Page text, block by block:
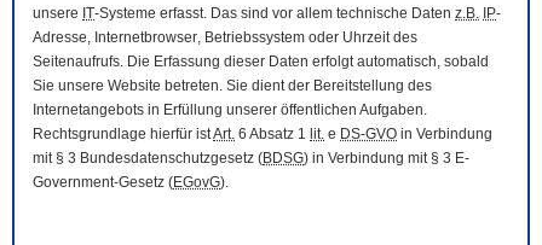
unsere IT-Systeme erfasst. Das sind vor allem technische Daten z.B. IP-
Adresse, Internetbrowser, Betriebssystem oder Uhrzeit des
Seitenaufrufs. Die Erfassung dieser Daten erfolgt automatisch, sobald
Sie unsere Website betreten. Sie dient der Bereitstellung des
Internetangebots in Erfüllung unserer öffentlichen Aufgaben.
Rechtsgrundlage hierfür istArt. 6 Absatz 1 lit. e DS-GVO in Verbindung
mit § 3 Bundesdatenschutzgesetz (BDSG) in Verbindung mit § 3 E-
Government-Gesetz (EGovG).